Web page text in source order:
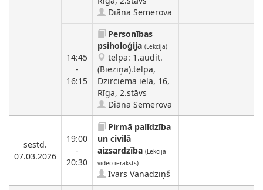
Diāna Semerova
14:45
-
16:15
Personības
psiholoģija (Lekcija)
telpa: 1.audit.
(Bieziņa).telpa,
Dzirciema iela, 16,
Rīga, 2.stāvs
Diāna Semerova
sestd.
07.03.2026
19:00
-
20:30
Pirmā palīdzība
un civilā
aizsardzība (Lekcija -
video ieraksts)
Ivars Vanadziņš